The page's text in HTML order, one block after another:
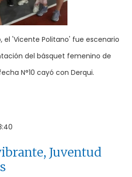
el 'Vicente Politano' fue escenario
del básquet femenino de
N°10 cayó con Derqui.
Juventud